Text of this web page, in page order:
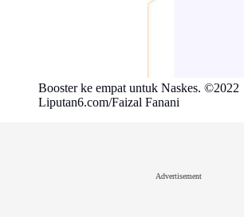
Booster ke empat untuk Naskes. ©2022
Liputan6.com/Faizal Fanani
Advertisement